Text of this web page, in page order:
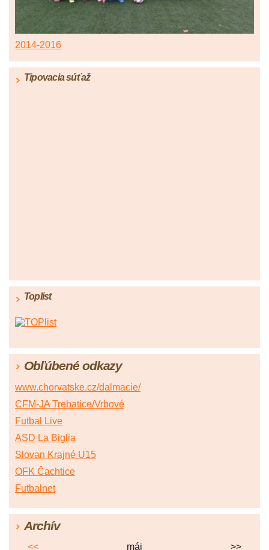
2014-2016
Tipovacia súťaž
Toplist
Obľúbené odkazy
www.chorvatske.cz/dalmacie/
CFM-JA Trebatice/Vrbové
Futbal Live
ASD La Biglia
Slovan Krajné U15
OFK Čachtice
Futbalnet
Archív
<< máj >>